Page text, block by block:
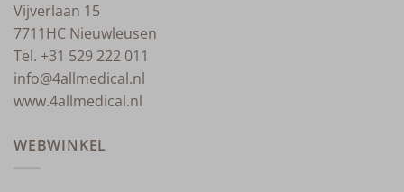
Vijverlaan 15
7711HC Nieuwleusen
Tel. +31 529 222 011
info@4allmedical.nl
www.4allmedical.nl
WEBWINKEL